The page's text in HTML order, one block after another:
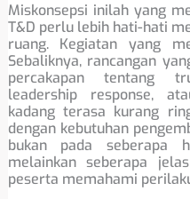
Miskonsepsi inilah yang
T&D perlu lebih hati-hati
ruang. Kegiatan yang
Sebaliknya, rancangan
percakapan tentang
leadership response,
kadang terasa kurang
dengan kebutuhan
bukan pada seberapa
melainkan seberapa
peserta memahami